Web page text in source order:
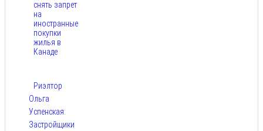
Риэлтор
Ольга
Успенская:
Застройщики